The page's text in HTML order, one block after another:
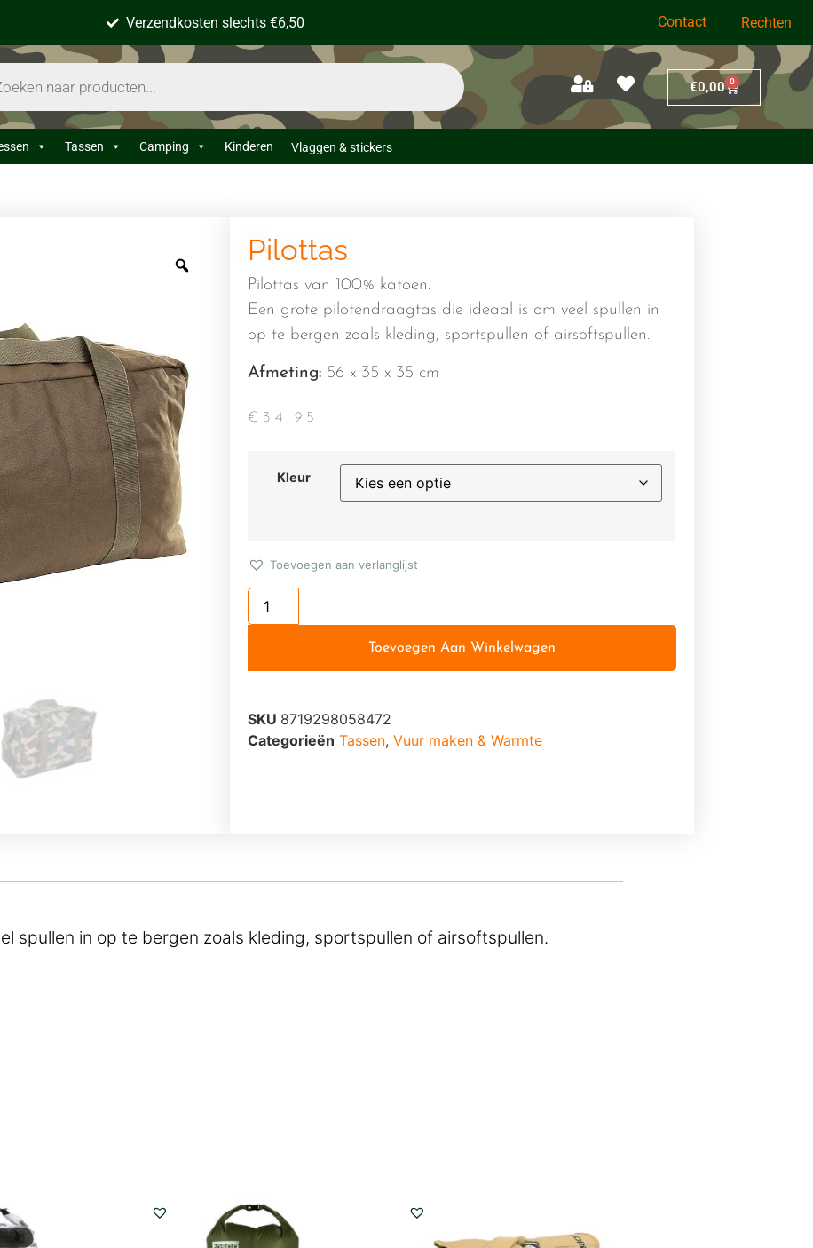
Verzendkosten slechts €6,50 Contact Rechten
€0,00 0
Tassen Camping Kinderen Vlaggen & stickers
Pilottas
Pilottas van 100% katoen.
Een grote pilotendraagtas die ideaal is om veel spullen in
op te bergen zoals kleding, sportspullen of airsoftspullen.
Afmeting: 56 x 35 x 35 cm
€ 34,95
Kleur
Toevoegen aan verlanglijst
Toevoegen Aan Winkelwagen
SKU 8719298058472
Categorieën Tassen, Vuur maken & Warmte
spullen in op te bergen zoals kleding, sportspullen of airsoftspullen.